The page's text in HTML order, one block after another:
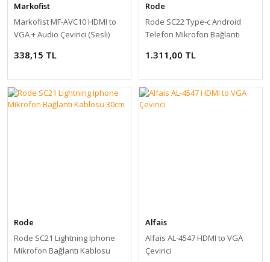
Markofist
Markofist MF-AVC10 HDMI to
VGA + Audio Çevirici (Sesli)
338,15 TL
Rode
Rode SC22 Type-c Android
Telefon Mikrofon Bağlantı
1.311,00 TL
Rode
Rode SC21 Lightning Iphone
Mikrofon Bağlantı Kablosu
Alfais
Alfais AL-4547 HDMI to VGA
Çevirici